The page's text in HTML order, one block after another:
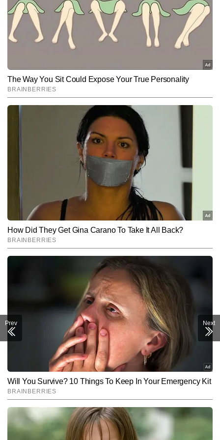
पंजाब चंडीगढ़ 94.30 97.27 82.45 85.42
राजस्थान जयपुर 104.65 107.97 93.20
गंगटोक 90.55
तमिलनाडु चेन्नई 100.84 103.67 92.39 95.25
तेलंगाना
त्रिपुरा अगरतला 97.53 100.53 86.55 89.55
94.69 97.55
देहरादून 93.55 96.55
कोलकाता 105.45 108.74
Prev Next